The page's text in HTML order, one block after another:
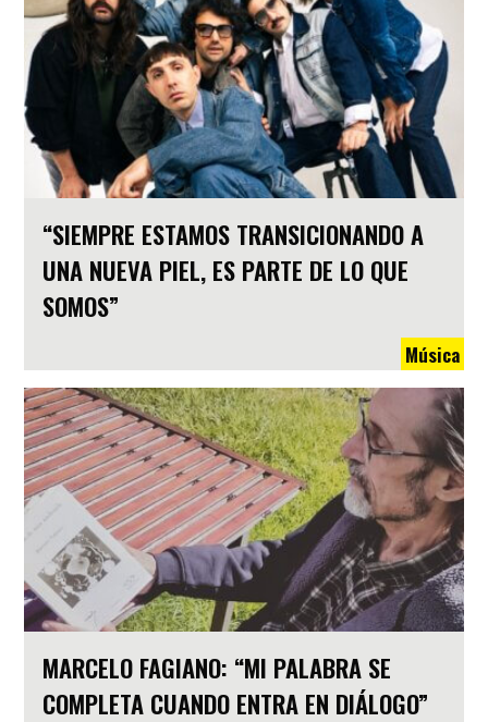
“SIEMPRE ESTAMOS TRANSICIONANDO A
UNA NUEVA PIEL, ES PARTE DE LO QUE
SOMOS”
Música
MARCELO FAGIANO: “MI PALABRA SE
COMPLETA CUANDO ENTRA EN DIÁLOGO”